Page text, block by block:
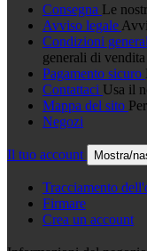
Consegna Le
Avviso legale
Condizioni
generali di vendita
Pagamento sicuro
Contattaci Usa il
Mappa del sito
Negozi
Il tuo account Mostra/
Tracciamento
Firmare
Crea un account